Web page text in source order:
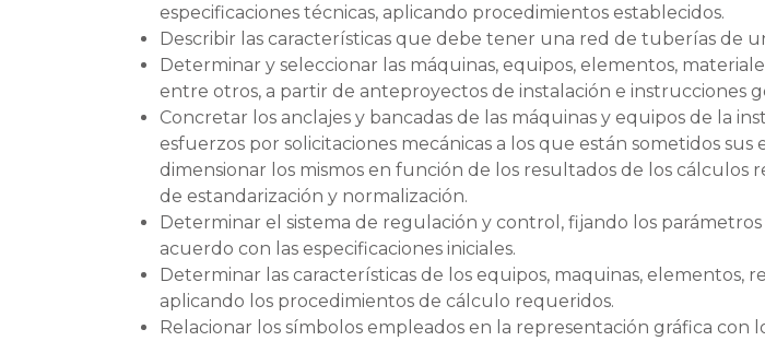
especificaciones técnicas, aplicando procedimientos establecidos.
Describir las características que debe tener una red de tuberías de
Determinar y seleccionar las máquinas, equipos, elementos,
entre otros, a partir de anteproyectos de instalación e instrucciones
Concretar los anclajes y bancadas de las máquinas y equipos de la
esfuerzos por solicitaciones mecánicas a los que están sometidos
dimensionar los mismos en función de los resultados de los cálculos
de estandarización y normalización.
Determinar el sistema de regulación y control, fijando los
acuerdo con las especificaciones iniciales.
Determinar las características de los equipos, maquinas, elementos,
aplicando los procedimientos de cálculo requeridos.
Relacionar los símbolos empleados en la representación gráfica con